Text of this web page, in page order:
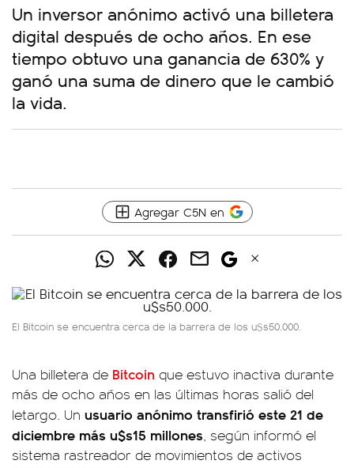
Un inversor anónimo activó una billetera
digital después de ocho años. En ese
tiempo obtuvo una ganancia de 630% y
ganó una suma de dinero que le cambió
la vida.
Agregar C5N en
El Bitcoin se encuentra cerca de la barrera de los u$s50.000.
Una billetera de Bitcoin que estuvo inactiva durante
más de ocho años en las últimas horas salió del
letargo. Un usuario anónimo transfirió este 21 de
diciembre más u$s15 millones, según informó el
sistema rastreador de movimientos de activos